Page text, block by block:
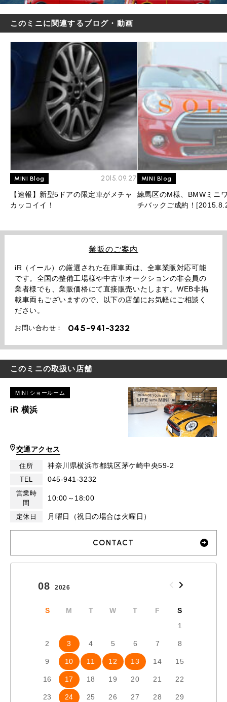
このミニに関連するブログ・動画
MINI Blog 2015.09.27
【速報】新型5ドアの限定車がメチャ
カッコイイ！
MINI Blog
練馬区のM様、BMWミニ
チバックご成約！
業販のご案内
iR（イール）の厳選された在庫車両は、全車業販対応可能
です。全国の整備工場様や中古車オークションの非会員の
業者様でも、業販価格にて直接販売いたします。WEB非掲
載車両もございますので、以下の店舗にお気軽にご相談く
ださい。
お問い合わせ： 045-941-3232
このミニの取扱い店舗
MINI ショールーム
iR 横浜
交通アクセス
住所 神奈川県横浜市都筑区茅ケ崎中央59-2
TEL 045-941-3232
営業時
間
10:00～18:00
定休日 月曜日（祝日の場合は火曜日）
CONTACT
08 2026
S M T W T F
S
1
2 3 4 5 6 7 8
9 10 11 12 13 14 15
16 17 18 19 20 21 22
23 24 25 26 27 28 29